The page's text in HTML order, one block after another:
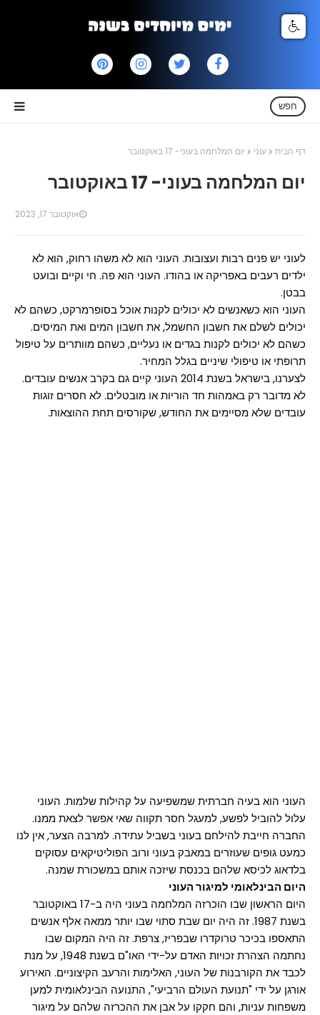
חפש
דף הבית עוני יום המלחמה בעוני- 17 באוקטובר
יום המלחמה בעוני- 17 באוקטובר
אוקטובר 17, 2023
לעוני יש פנים רבות ועצובות. העוני הוא לא משהו רחוק, הוא לא
ילדים רעבים באפריקה או בהודו. העוני הוא פה. חי וקיים ובועט
בבטן.
העוני הוא כשאנשים לא יכולים לקנות אוכל בסופרמרקט, כשהם לא
יכולים לשלם את חשבון החשמל, את חשבון המים ואת המיסים.
כשהם לא יכולים לקנות בגדים או נעליים, כשהם מוותרים על טיפול
תרופתי או טיפולי שיניים בגלל המחיר.
לצערנו, בישראל בשנת 2014 העוני קיים גם בקרב אנשים עובדים.
לא מדובר רק באמהות חד הוריות או מובטלים. לא חסרים זוגות
עובדים שלא מסיימים את החודש, שקורסים תחת ההוצאות.
העוני הוא בעיה חברתית שמשפיעה על קהילות שלמות. העוני
עלול להוביל לפשע, למעגל חסר תקווה שאי אפשר לצאת ממנו.
החברה חייבת להילחם בעוני בשביל עתידה. למרבה הצער, אין לנו
כמעט גופים שעוזרים במאבק בעוני ורוב הפוליטיקאים עסוקים
בלדאוג לכיסא שלהם בכנסת שיזכה אותם במשכורת שמנה.
היום הבינלאומי למיגור העוני
היום הראשון שבו הוכרזה המלחמה בעוני היה ב-17 באוקטובר
בשנת 1987. זה היה יום שבת סתוי שבו יותר ממאה אלף אנשים
התאספו בכיכר טרוקדרו שבפריז, צרפת. זה היה המקום שבו
נחתמה הצהרת זכויות האדם על-ידי האו"ם בשנת 1948, על מנת
לכבד את הקורבנות של העוני, האלימות והרעב הקיצוניים. האירוע
אורגן על ידי "תנועת העולם הרביעי", התנועה הבינלאומית למען
משפחות עניות, והם חקקו על אבן את ההכרזה שלהם על מיגור